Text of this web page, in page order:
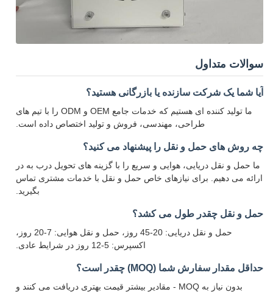
سوالات متداول
آیا شما یک شرکت سازنده یا بازرگانی هستید؟
ما تولید کننده ای هستیم که خدمات جامع OEM و ODM را با تیم های
طراحی، مهندسی، فروش و تولید اختصاص داده است.
چه روش های حمل و نقل را پیشنهاد می کنید؟
ما حمل و نقل دریایی، هوایی و سریع را با گزینه های تحویل درب به در
ارائه می دهیم. برای نیازهای خاص حمل و نقل با خدمات مشتری تماس
بگیرید.
حمل و نقل چقدر طول می کشد؟
حمل و نقل دریایی: 20-45 روز، حمل و نقل هوایی: 7-20 روز،
اکسپرس: 5-12 روز در شرایط عادی.
حداقل مقدار سفارش شما (MOQ) چقدر است؟
بدون نیاز به MOQ - مقادیر بیشتر قیمت بهتری دریافت می کنند و